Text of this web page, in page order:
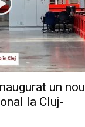
un nou
la Cluj-